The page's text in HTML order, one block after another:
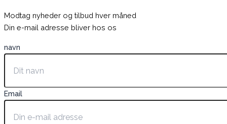
Modtag nyheder og tilbud hver måned
Din e-mail adresse bliver hos os
navn
Email